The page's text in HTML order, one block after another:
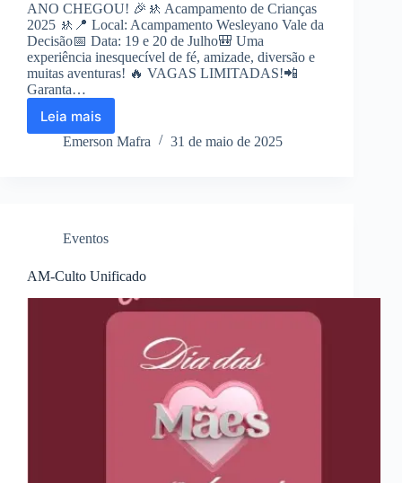
ANO CHEGOU! 🎉🚸 Acampamento de Crianças
2025 🚸📍 Local: Acampamento Wesleyano Vale da
Decisão📅 Data: 19 e 20 de Julho🎒 Uma
experiência inesquecível de fé, amizade, diversão e
muitas aventuras! 🔥 VAGAS LIMITADAS!📲
Garanta…
Leia maisACAMPAMENTO
DE
Emerson Mafra 31 de maio de 2025
Eventos
AM-Culto Unificado